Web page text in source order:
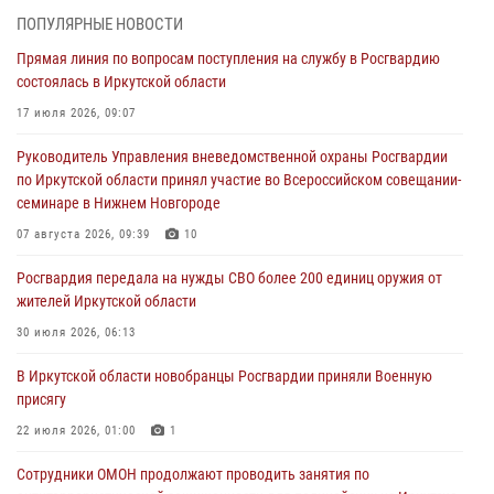
В Иркутске состоялся чемпионат Управления Росгвардии по
Иркутской области по самбо
Военнослужащий Росгвардии из Иркутска поучаствовал в окружном
этапе всероссийского конкурса наставников «Быть, а не казаться»
04 августа 2026, 07:14 3
Росгвардейцы потушили загоревшийся автомобиль в Иркутске
03 августа 2026, 04:55
Дню Воздушно-десантных войск в Иркутской области
03 августа 2026, 03:32
ПОПУЛЯРНЫЕ НОВОСТИ
Прямая линия по вопросам поступления на службу в Росгвардию
состоялась в Иркутской области
17 июля 2026, 09:07
Руководитель Управления вневедомственной охраны Росгвардии
по Иркутской области принял участие во Всероссийском совещании-
семинаре в Нижнем Новгороде
07 августа 2026, 09:39 10
Росгвардия передала на нужды СВО более 200 единиц оружия от
жителей Иркутской области
30 июля 2026, 06:13
В Иркутской области новобранцы Росгвардии приняли Военную
присягу
22 июля 2026, 01:00 1
Сотрудники ОМОН продолжают проводить занятия по